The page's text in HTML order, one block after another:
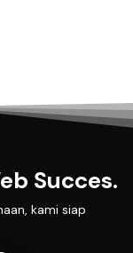
Succes.
kami siap